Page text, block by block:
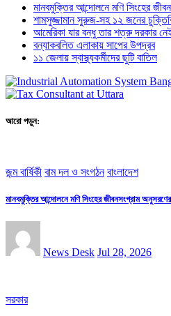
মানবমুক্তির আন্দোলনে মণি সিংহের
শামসুজ্জামান সুরুজ-সহ ১২ জনের
আমেরিকা যার বন্ধু তার শত্রু দরকার
বন্যাকবলিত এলাকায় সাপের উপদ্রব
১১ জেলায় স্বাস্থ্যকর্মীদের ছুটি বাতিল
আরো পড়ুন:
জন্ম বার্ষিকী বাম দল ও সংগঠন বাংলাদেশ
মানবমুক্তির আন্দোলনে মণি সিংহের জীবনসংগ্রাম
News Desk Jul 28, 2026
সরকার